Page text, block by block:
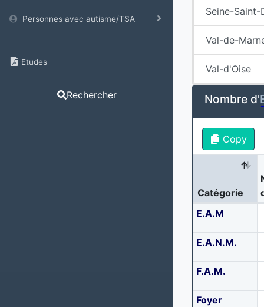
Personnes avec autisme/TSA
Etudes
Rechercher
Seine-Saint-
Val-de-
Val-d'Oise
Nombre d'
Copy
Catégorie
E.A.M
E.A.N.M.
F.A.M.
Foyer